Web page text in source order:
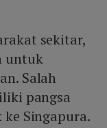
sekitar,
untuk
Salah
pangsa
Singapura.